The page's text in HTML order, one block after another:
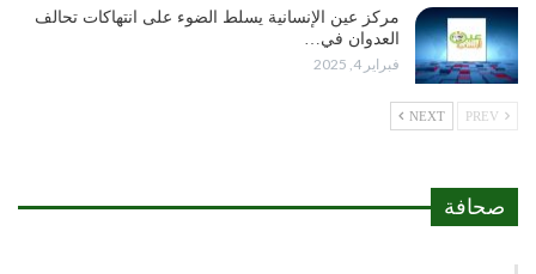
مركز عين الإنسانية يسلط الضوء على انتهاكات تحالف
العدوان في…
فبراير 4, 2025
NEXT
صحافة